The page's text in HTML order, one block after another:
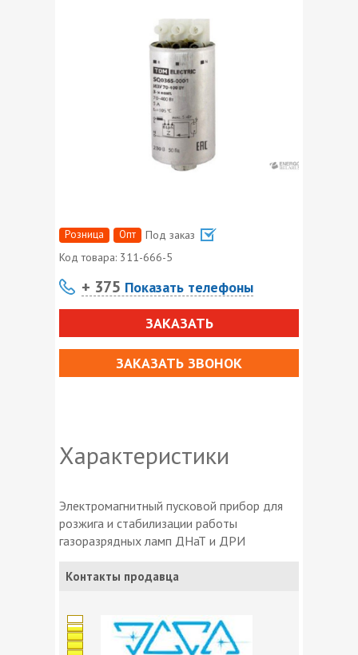
Розница Опт
Под заказ
Код товара: 311-666-5
+ 375 Показать телефоны
ЗАКАЗАТЬ
ЗАКАЗАТЬ ЗВОНОК
Характеристики
Электромагнитный пусковой прибор для
розжига и стабилизации работы
газоразрядных ламп ДНаТ и ДРИ
Контакты продавца